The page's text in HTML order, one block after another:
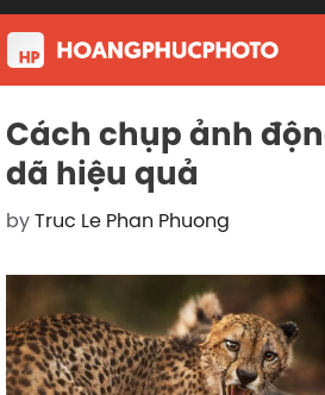
Skip
to
content
Cách chụp ảnh
dã hiệu quả
byTruc Le Phan Phuong